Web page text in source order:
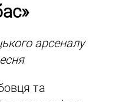
арсеналу
та